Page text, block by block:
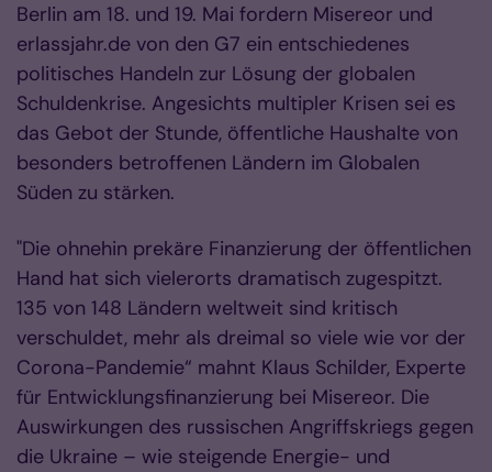
Berlin am 18. und 19. Mai fordern Misereor und
erlassjahr.de von den G7 ein entschiedenes
politisches Handeln zur Lösung der globalen
Schuldenkrise. Angesichts multipler Krisen sei es
das Gebot der Stunde, öffentliche Haushalte von
besonders betroffenen Ländern im Globalen
Süden zu stärken.
"Die ohnehin prekäre Finanzierung der öffentlichen
Hand hat sich vielerorts dramatisch zugespitzt.
135 von 148 Ländern weltweit sind kritisch
verschuldet, mehr als dreimal so viele wie vor der
Corona-Pandemie“ mahnt Klaus Schilder, Experte
für Entwicklungsfinanzierung bei Misereor. Die
Auswirkungen des russischen Angriffskriegs gegen
die Ukraine – wie steigende Energie- und